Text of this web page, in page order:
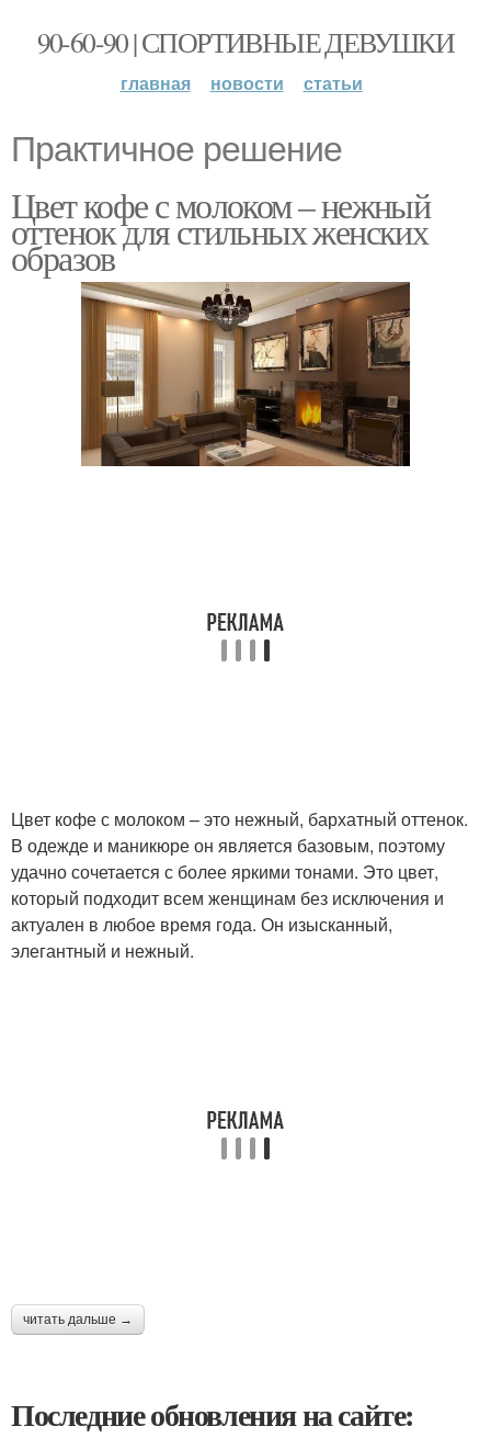
90-60-90 | СПОРТИВНЫЕ ДЕВУШКИ
главная новости статьи
Практичное решение
Цвет кофе с молоком – нежный
оттенок для стильных женских
образов
Цвет кофе с молоком – это нежный, бархатный оттенок.
В одежде и маникюре он является базовым, поэтому
удачно сочетается с более яркими тонами. Это цвет,
который подходит всем женщинам без исключения и
актуален в любое время года. Он изысканный,
элегантный и нежный.
читать дальше →
Последние обновления на сайте: